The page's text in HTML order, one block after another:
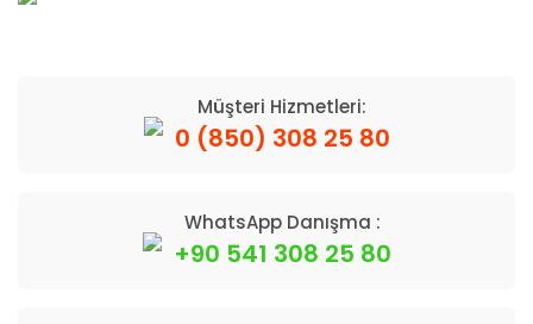
Müşteri Hizmetleri:
0 (850) 308 25 80
WhatsApp Danışma :
+90 541 308 25 80